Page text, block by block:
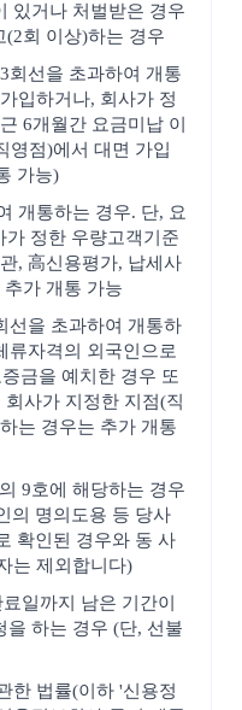
있거나 처벌받은 경우
(2회 이상)하는 경우
회선을 초과하여 개통
입하거나, 회사가 정
6개월간 요금미납 이
영점)에서 대면 가입
가능)
개통하는 경우. 단, 요
가 정한 우량고객기준
, 高신용평가, 납세사
가 개통 가능
선을 초과하여 개통하
류자격의 외국인으로
금을 예치한 경우 또
사가 지정한 지점(직
는 경우는 추가 개통
9호에 해당하는 경우
의 명의도용 등 당사
확인된 경우와 동 사
는 제외합니다)
일까지 남은 기간이
을 하는 경우 (단, 선불
한 법률(이하 '신용정